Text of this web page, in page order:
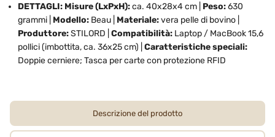
DETTAGLI: Misure (LxPxH):ca. 40x28x4 cm | Peso:630
grammi | Modello: Beau | Materiale:vera pelle di bovino |
Produttore:STILORD | Compatibilità: Laptop / MacBook 15,6
pollici (imbottita, ca. 36x25 cm) | Caratteristiche speciali:
Doppie cerniere; Tasca per carte con protezione RFID
Descrizione del prodotto